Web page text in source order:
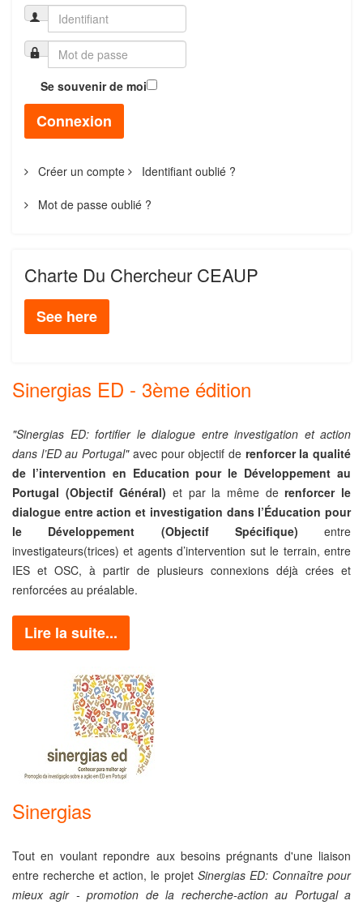
Se souvenir de moi
Connexion
Créer un compte Identifiant oublié ?
Mot de passe oublié ?
Charte Du Chercheur CEAUP
See here
Sinergias ED - 3ème édition
"Sinergias ED: fortifier le dialogue entre investigation et action
dans l’ED au Portugal" avec pour objectif de renforcer la qualité
de l’intervention en Education pour le Développement au
Portugal (Objectif Général) et par la même de renforcer le
dialogue entre action et investigation dans l’Éducation pour
le Développement (Objectif Spécifique)
entre
investigateurs(trices) et agents d’intervention sut le terrain, entre
IES et OSC, à partir de plusieurs connexions déjà crées et
renforcées au préalable.
Lire la suite...
Sinergias
Tout en voulant repondre aux besoins prégnants d'une liaison
entre recherche et action, le projet Sinergias ED: Connaître pour
mieux agir - promotion de la recherche-action au Portugal a